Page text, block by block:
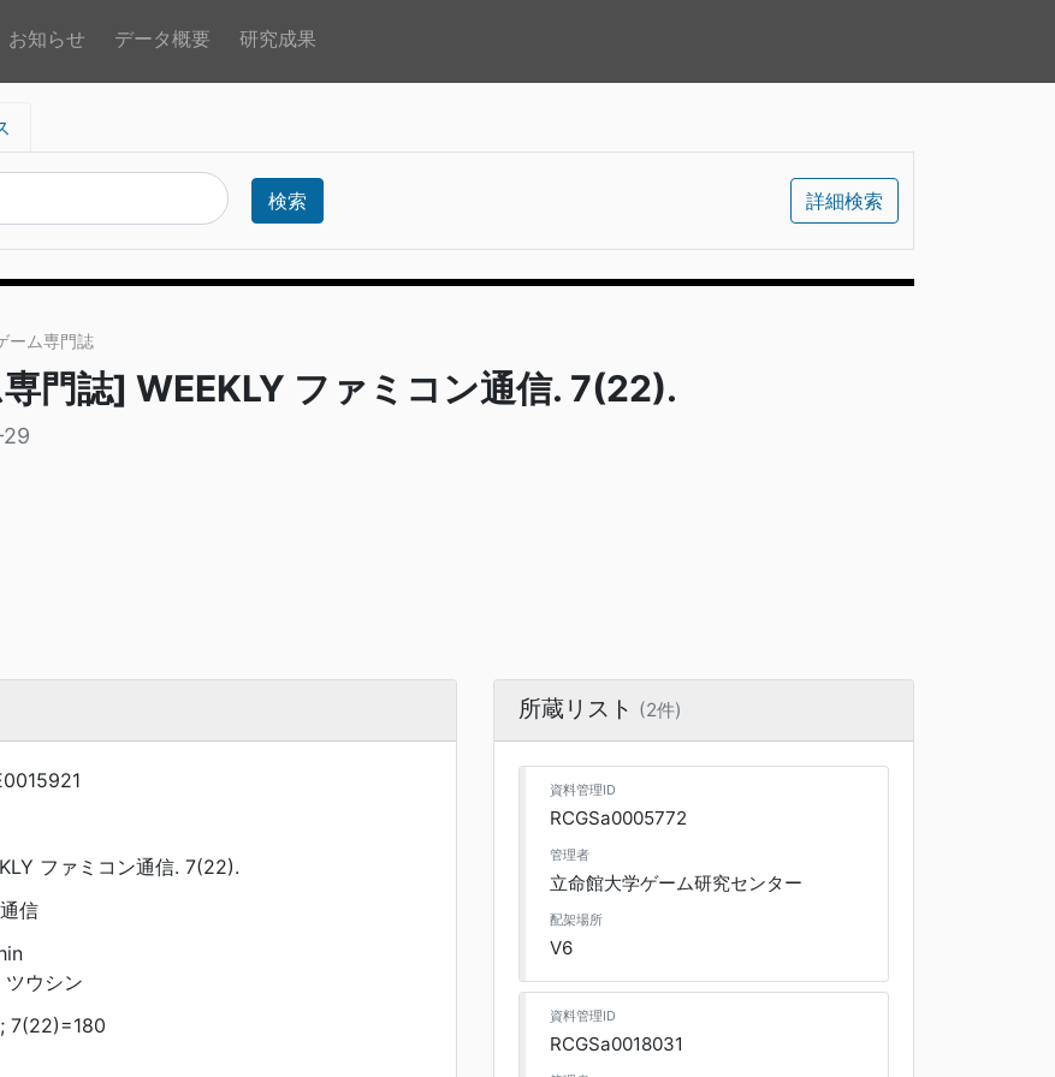
お知らせ データ概要 研究成果
検索 詳細検索
ーム専門誌
門誌] WEEKLY ファミコン通信. 7(22).
ファミコン通信. 7(22).
信
ツウシン
7(22)=180
所蔵リスト (2件)
資料管理ID
RCGSa0005772
管理者
立命館大学ゲーム研究センター
配架場所
V6
資料管理ID
RCGSa0018031